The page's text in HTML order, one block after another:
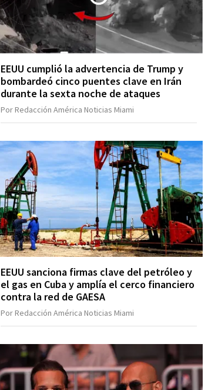
EEUU cumplió la advertencia de Trump y
bombardeó cinco puentes clave en Irán
durante la sexta noche de ataques
Por Redacción América Noticias Miami
EEUU sanciona firmas clave del petróleo y
el gas en Cuba y amplía el cerco financiero
contra la red de GAESA
Por Redacción América Noticias Miami